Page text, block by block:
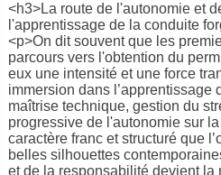
<h3>La route de l'autonomie et
l'apprentissage de la conduite
<p>On dit souvent que les
parcours vers l'obtention du
eux une intensité et une force
immersion dans l’apprentissage
maîtrise technique, gestion du
progressive de l'autonomie sur
caractère franc et structuré que
belles silhouettes
et de la responsabilité devient la